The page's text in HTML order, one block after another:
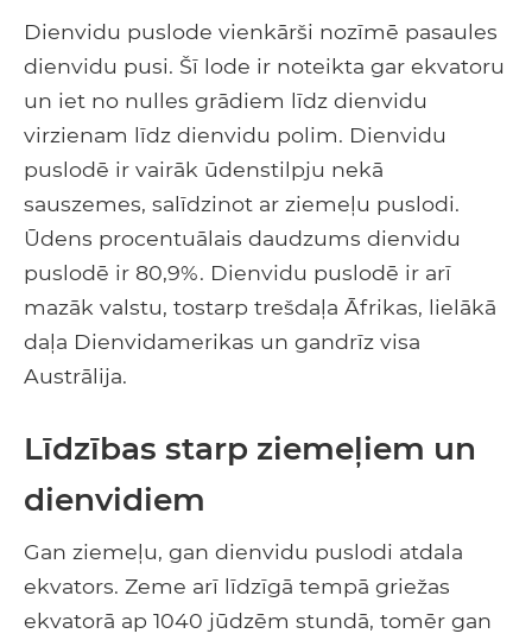
Dienvidu puslode vienkārši nozīmē pasaules
dienvidu pusi. Šī lode ir noteikta gar ekvatoru
un iet no nulles grādiem līdz dienvidu
virzienam līdz dienvidu polim. Dienvidu
puslodē ir vairāk ūdenstilpju nekā
sauszemes, salīdzinot ar ziemeļu puslodi.
Ūdens procentuālais daudzums dienvidu
puslodē ir 80,9%. Dienvidu puslodē ir arī
mazāk valstu, tostarp trešdaļa Āfrikas, lielākā
daļa Dienvidamerikas un gandrīz visa
Austrālija.
Līdzības starp ziemeļiem un
dienvidiem
Gan ziemeļu, gan dienvidu puslodi atdala
ekvators. Zeme arī līdzīgā tempā griežas
ekvatorā ap 1040 jūdzēm stundā, tomēr gan